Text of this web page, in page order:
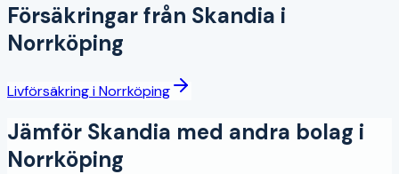
Försäkringar från Skandia i
Norrköping
LivförsäkringiNorrköping
Jämför Skandia med andra bolag i
Norrköping